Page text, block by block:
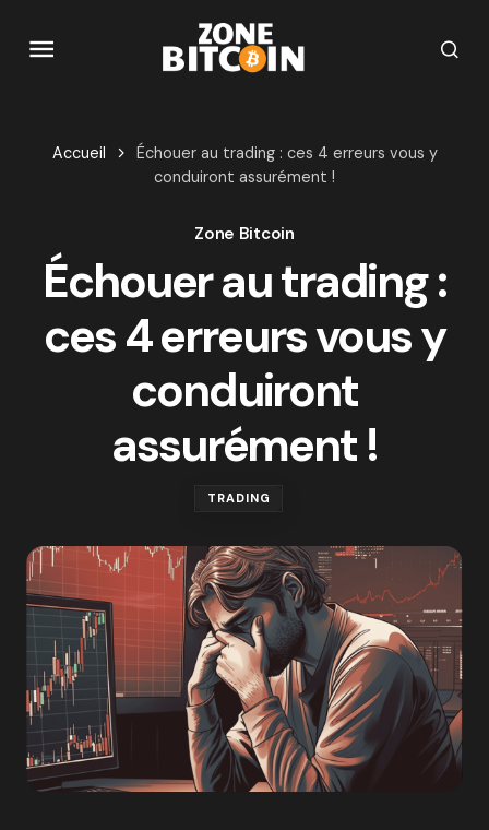
Accueil
Échouer au trading : ces 4 erreurs vous y
conduiront assurément !
Zone Bitcoin
Échouer au trading :
ces 4 erreurs vous y
conduiront
assurément !
TRADING